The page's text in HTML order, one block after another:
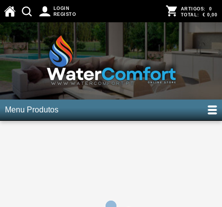
LOGIN
REGISTO
ARTIGOS: 0
TOTAL: € 0,00
Menu Produtos